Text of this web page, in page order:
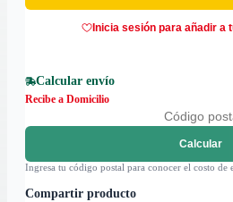
Inicia sesión para añadir a
Calcular envío
Recibe a Domicilio
Calcular
Ingresa tu código postal para conocer el costo
Compartir producto